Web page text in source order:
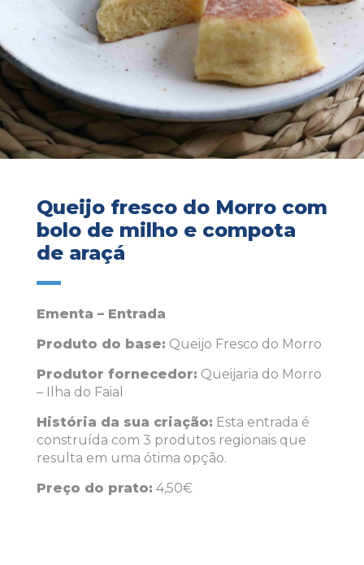
Queijo fresco do Morro com
bolo de milho e compota
de araçá
Ementa – Entrada
Produto do base: Queijo Fresco do Morro
Produtor fornecedor: Queijaria do Morro
– Ilha do Faial
História da sua criação: Esta entrada é
construída com 3 produtos regionais que
resulta em uma ótima opção.
Preço do prato: 4,50€